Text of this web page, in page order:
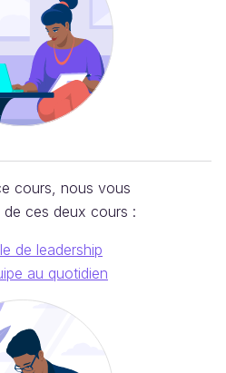
cours, nous vous
ces deux cours :
de leadership
au quotidien